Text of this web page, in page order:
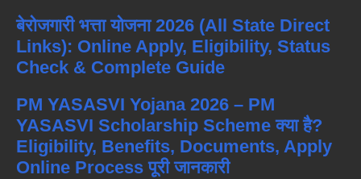
बेरोजगारी भत्ता योजना 2026 (All State Direct
Links): Online Apply, Eligibility, Status
Check & Complete Guide
PM YASASVI Yojana 2026 – PM
YASASVI Scholarship Scheme क्या है?
Eligibility, Benefits, Documents, Apply
Online Process पूरी जानकारी